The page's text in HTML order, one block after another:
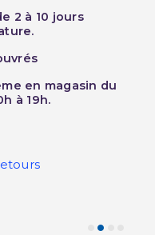
2 à 10 jours
en magasin du
à 19h.